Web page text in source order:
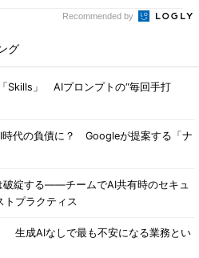
Recommended by
グ
Skills」 AIプロンプトの“毎回手打
代の負債に？ Googleが提案する「ナ
破綻する――チームでAI共有時のセキュ
トプラクティス
生成AIなしで最も不安になる業務とい